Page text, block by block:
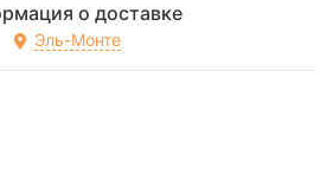
о доставке
Эль-Монте